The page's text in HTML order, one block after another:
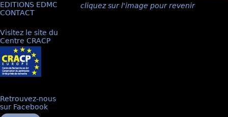
EDITIONS EDMC
CONTACT
Visitez le site du
Centre CRACP
Retrouvez-nous
sur Facebook
cliquez sur l'image pour revenir